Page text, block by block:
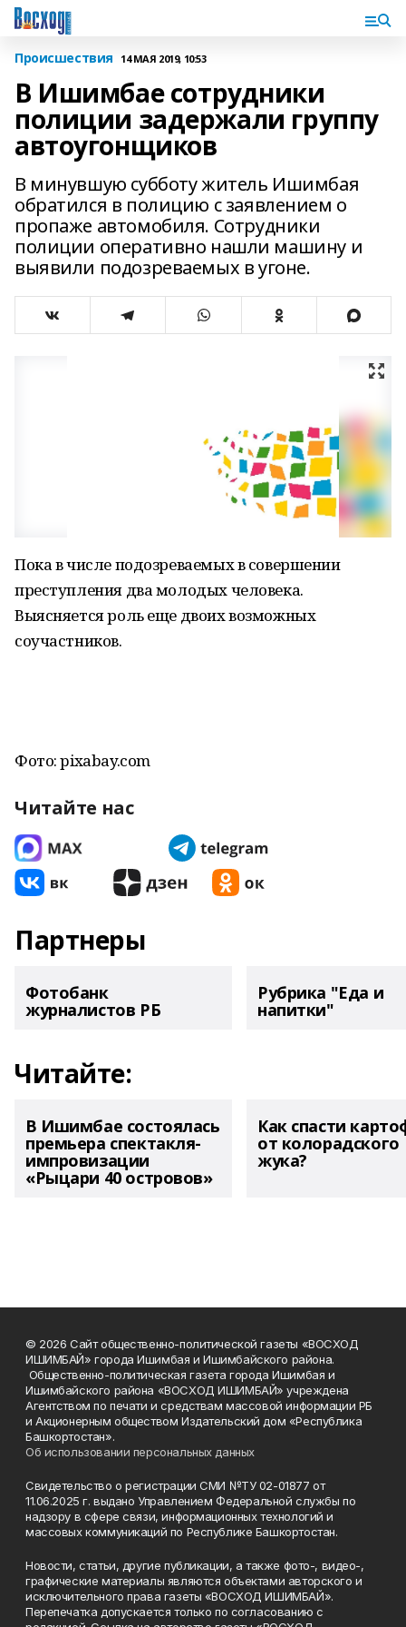
Происшествия 14 МАЯ 2019, 10:53
В Ишимбае сотрудники
полиции задержали группу
автоугонщиков
В минувшую субботу житель Ишимбая
обратился в полицию с заявлением о
пропаже автомобиля. Сотрудники
полиции оперативно нашли машину и
выявили подозреваемых в угоне.
Пока в числе подозреваемых в совершении
преступления два молодых человека.
Выясняется роль еще двоих возможных
соучастников.
Фото: pixabay.com
Читайте нас
Партнеры
Фотобанк
журналистов РБ
Рубрика "Еда и
напитки"
Читайте:
В Ишимбае состоялась
премьера спектакля-
импровизации
«Рыцари 40 островов»
Как спасти
от колорадского
жука?
© 2026 Сайт общественно-политической газеты «ВОСХОД
ИШИМБАЙ» города Ишимбая и Ишимбайского района.
Общественно-политическая газета города Ишимбая и
Ишимбайского района «ВОСХОД ИШИМБАЙ» учреждена
Агентством по печати и средствам массовой информации РБ
и Акционерным обществом Издательский дом «Республика
Башкортостан».
Об использовании персональных данных
Свидетельство о регистрации СМИ №ТУ 02-01877 от
11.06.2025 г. выдано Управлением Федеральной службы по
надзору в сфере связи, информационных технологий и
массовых коммуникаций по Республике Башкортостан.
Новости, статьи, другие публикации, а также фото-, видео-,
графические материалы являются объектами авторского и
исключительного права газеты «ВОСХОД ИШИМБАЙ».
Перепечатка допускается только по согласованию с